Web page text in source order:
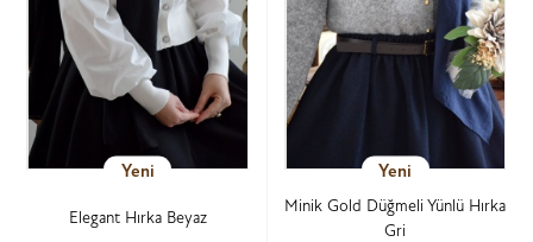
Yeni
Elegant Hırka Beyaz
Yeni
Minik Gold Düğmeli Yünlü Hırka
Gri